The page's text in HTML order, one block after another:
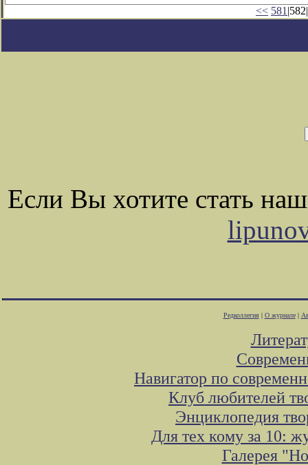
<< 581 |582|
Если Вы хотите стать
Редколлегия| О журнале|
Навигатор по
Клуб любителей
Энциклопедия
Для тех кому за 10:
Галерея